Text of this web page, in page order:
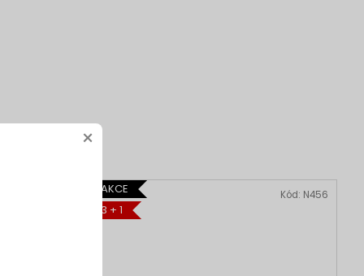
AKCE
3 + 1
Kód: N456
×